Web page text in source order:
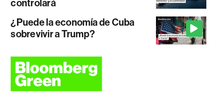
controlará
¿Puede la economía de Cuba
sobrevivir a Trump?